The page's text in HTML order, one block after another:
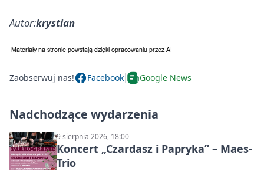
Autor:krystian
Zaobserwuj nas! Facebook Google News
Nadchodzące wydarzenia
9 sierpnia 2026, 18:00
Koncert „Czardasz i Papryka” – Maes-
Trio